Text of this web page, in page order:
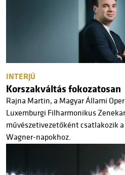
INTERJÚ
Korszakváltás fokozatosan
Rajna Martin, a Magyar Állami
Luxemburgi Filharmonikus
művészetivezetőként csatlakozik
Wagner-napokhoz.